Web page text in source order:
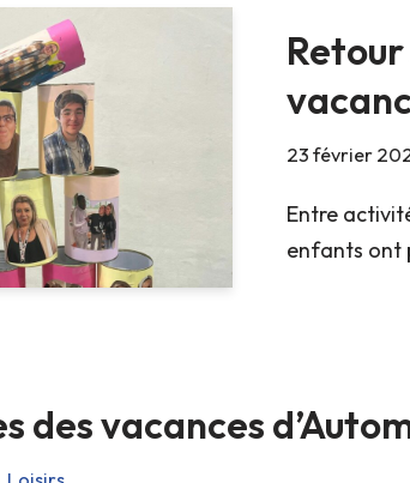
23 février
Entre
enfants ont
des vacances